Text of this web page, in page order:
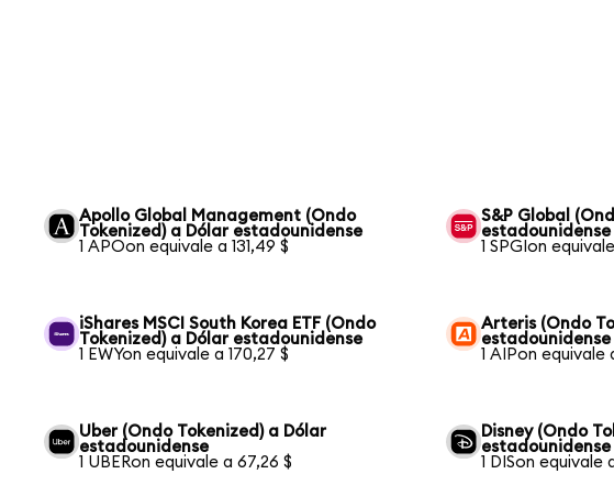
Apollo Global Management (Ondo
Tokenized) a Dólar estadounidense
1 APOon equivale a 131,49 $
S&P Global
estadounidense
1 SPGIon
iShares MSCI South Korea ETF (Ondo
Tokenized) a Dólar estadounidense
1 EWYon equivale a 170,27 $
Arteris (Ondo
estadounidense
1 AIPon equivale
Uber (Ondo Tokenized) a Dólar
estadounidense
1 UBERon equivale a 67,26 $
Disney (Ondo
estadounidense
1 DISon equivale